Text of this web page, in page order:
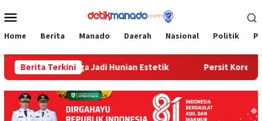
ke
Mobile
Home Berita Manado Daerah Nasional Politik
Berita Terkini
Warga Jadi Hunian Estetik Persit Korem 073/